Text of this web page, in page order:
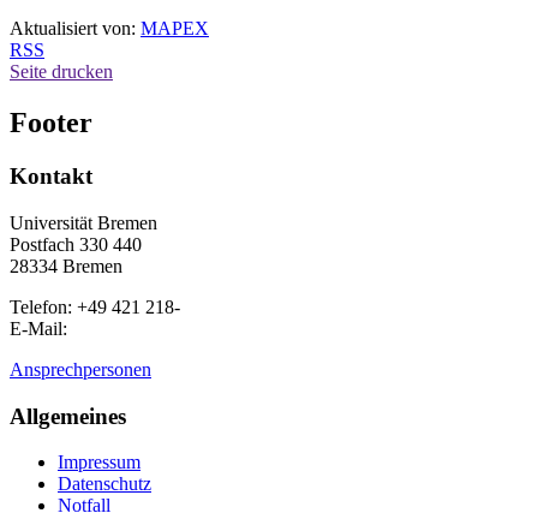
Aktualisiert von: MAPEX
RSS
Seite drucken
Footer
Kontakt
Universität Bremen
Postfach 330 440
28334 Bremen
Telefon: +49 421 218-
E-Mail:
Ansprechpersonen
Allgemeines
Impressum
Datenschutz
Notfall